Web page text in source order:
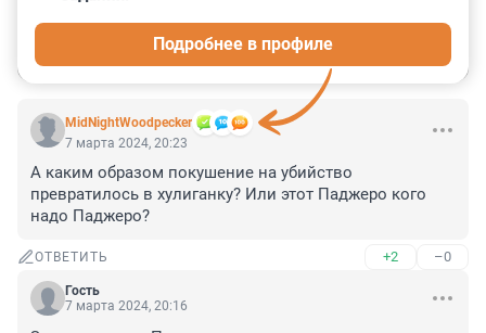
MidNightWoodpecker
Подробнее в профиле
7 марта 2024, 20:23
А каким образом покушение на убийство
превратилось в хулиганку? Или этот Паджеро кого
надо Паджеро?
ОТВЕТИТЬ +2 –0
Гость
7 марта 2024, 20:16